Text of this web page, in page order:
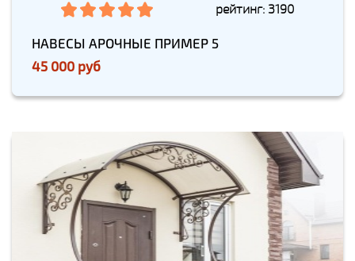
рейтинг: 3190
НАВЕСЫ АРОЧНЫЕ ПРИМЕР 5
45 000 руб